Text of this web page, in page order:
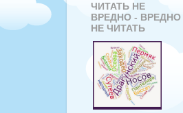
ЧИТАТЬ НЕ
ВРЕДНО - ВРЕДНО
НЕ ЧИТАТЬ